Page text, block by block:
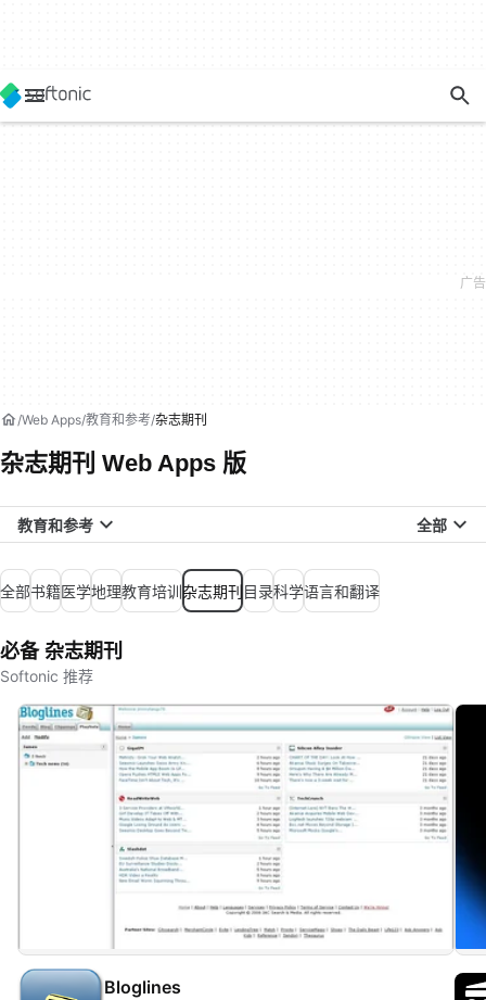
Web Apps 教育和参考 杂志期刊
杂志期刊 Web Apps 版
教育和参考 全部
全部书籍医学地理教育培训杂志期刊 目录科学语言和翻译
必备 杂志期刊
Softonic 推荐
Bloglines